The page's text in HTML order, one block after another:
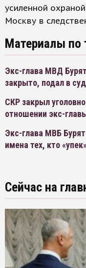
усиленной
Москву в
Материалы по
Экс-глава МВД
закрыто, подал в
СКР закрыл
отношении экс-
Экс-глава МВБ
имена тех, кто
Сейчас на